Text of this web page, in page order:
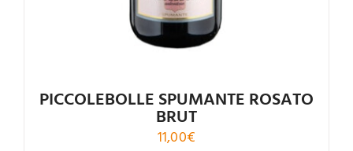
PICCOLEBOLLE SPUMANTE ROSATO
BRUT
11,00€